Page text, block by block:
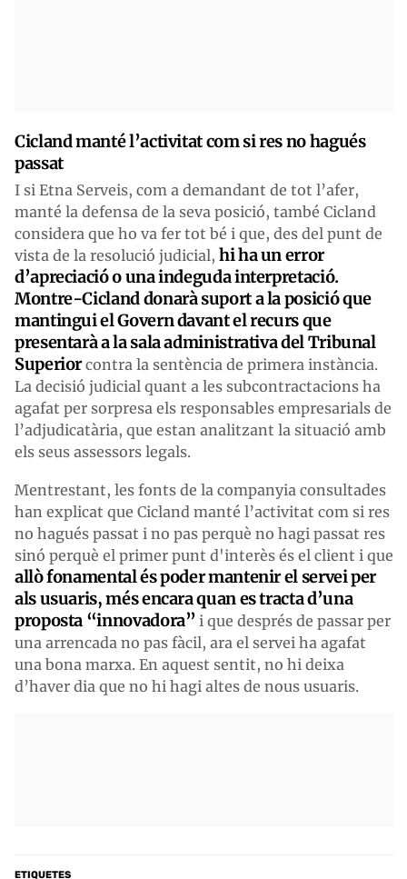
Cicland manté l’activitat com si res no hagués
passat
I si Etna Serveis, com a demandant de tot l’afer,
manté la defensa de la seva posició, també Cicland
considera que ho va fer tot bé i que, des del punt de
vista de la resolució judicial, hi ha un error
d’apreciació o una indeguda interpretació.
Montre-Cicland donarà suport a la posició que
mantingui el Govern davant el recurs que
presentarà a la sala administrativa del Tribunal
Superiorcontra la sentència de primera instància.
La decisió judicial quant a les subcontractacions ha
agafat per sorpresa els responsables empresarials de
l’adjudicatària, que estan analitzant la situació amb
els seus assessors legals.
Mentrestant, les fonts de la companyia consultades
han explicat que Cicland manté l’activitat com si res
no hagués passat i no pas perquè no hagi passat res
sinó perquè el primer punt d'interès és el client i que
allò fonamental és poder mantenir el servei per
als usuaris, més encara quan es tracta d’una
proposta “innovadora” i que després de passar per
una arrencada no pas fàcil, ara el servei ha agafat
una bona marxa. En aquest sentit, no hi deixa
d’haver dia que no hi hagi altes de nous usuaris.
ETIQUETES